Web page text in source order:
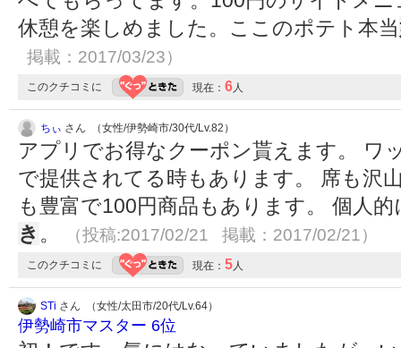
休憩を楽しめました。ここのポテト本当
掲載：2017/03/23）
このクチコミに 現在： 6人
ちぃ さん （女性/伊勢崎市/30代/Lv.82）
アプリでお得なクーポン貰えます。 ワ
で提供されてる時もあります。 席も沢
も豊富で100円商品もあります。 個人
き 。 （投稿:2017/02/21 掲載：2017/02/21）
このクチコミに 現在： 5人
STi さん （女性/太田市/20代/Lv.64）
伊勢崎市マスター 6位